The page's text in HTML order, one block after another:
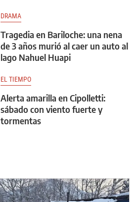
DRAMA
Tragedia en Bariloche: una nena
de 3 años murió al caer un auto al
lago Nahuel Huapi
EL TIEMPO
Alerta amarilla en Cipolletti:
sábado con viento fuerte y
tormentas